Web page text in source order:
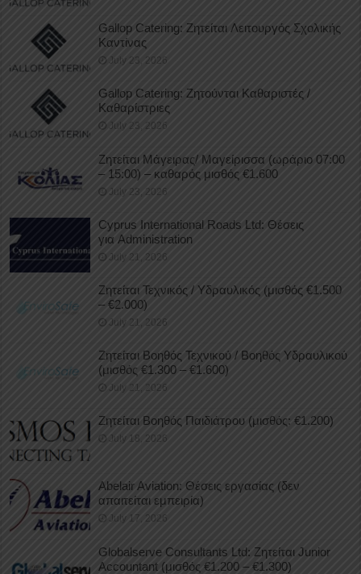
Gallop Catering: Ζητείται Λειτουργός Σχολικής
Καντίνας
July 23, 2026
Gallop Catering: Ζητούνται Καθαριστές /
Καθαρίστριες
July 23, 2026
Ζητείται Μάγειρας/ Μαγείρισσα (ωράριο 07:00
– 15:00) – καθαρός μισθός €1.600
July 23, 2026
Cyprus International Roads Ltd: Θέσεις
για Administration
July 21, 2026
Ζητείται Τεχνικός / Υδραυλικός (μισθός €1.500
– €2.000)
July 21, 2026
Ζητείται Βοηθός Τεχνικού / Βοηθός Υδραυλικού
(μισθός €1.300 – €1.600)
July 21, 2026
Ζητείται Βοηθός Παιδιάτρου (μισθός: €1.200)
July 18, 2026
Abelair Aviation: Θέσεις εργασίας (δεν
απαιτείται εμπειρία)
July 17, 2026
Globalserve Consultants Ltd: Ζητείται Junior
Accountant (μισθός €1.200 – €1.300)